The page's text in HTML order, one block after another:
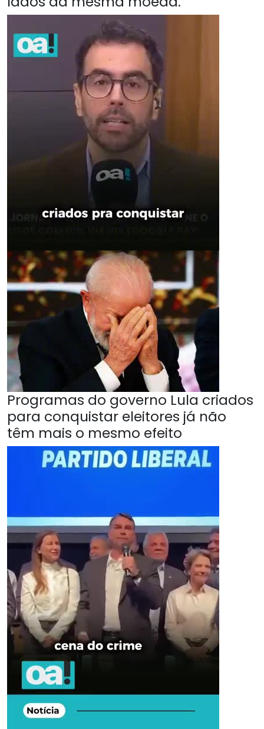
Programas do governo Lula criados
para conquistar eleitores já não
têm mais o mesmo efeito